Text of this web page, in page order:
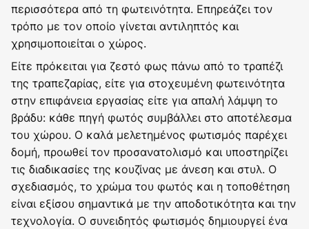
περισσότερα από τη φωτεινότητα. Επηρεάζει τον
τρόπο με τον οποίο γίνεται αντιληπτός και
χρησιμοποιείται ο χώρος.
Είτε πρόκειται για ζεστό φως πάνω από το τραπέζι
της τραπεζαρίας, είτε για στοχευμένη φωτεινότητα
στην επιφάνεια εργασίας είτε για απαλή λάμψη το
βράδυ: κάθε πηγή φωτός συμβάλλει στο αποτέλεσμα
του χώρου. Ο καλά μελετημένος φωτισμός παρέχει
δομή, προωθεί τον προσανατολισμό και υποστηρίζει
τις διαδικασίες της κουζίνας με άνεση και στυλ. Ο
σχεδιασμός, το χρώμα του φωτός και η τοποθέτηση
είναι εξίσου σημαντικά με την αποδοτικότητα και την
τεχνολογία. Ο συνειδητός φωτισμός δημιουργεί ένα